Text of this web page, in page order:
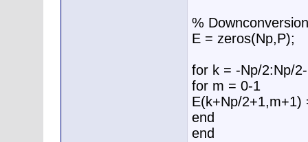
%
E = zeros(Np,P);
for k = -Np/2:Np/
for m = 0-1
E(k+Np/2+1,m+1)
end
end